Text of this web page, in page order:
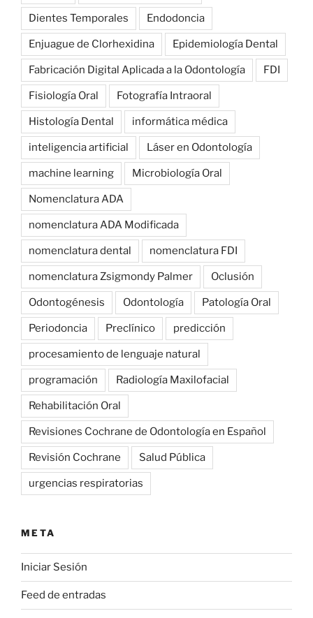
Dientes Temporales Endodoncia
Enjuague de Clorhexidina Epidemiología Dental
Fabricación Digital Aplicada a la Odontología FDI
Fisiología Oral Fotografía Intraoral
Histología Dental informática médica
inteligencia artificial Láser en Odontología
machine learning Microbiología Oral
Nomenclatura ADA
nomenclatura ADA Modificada
nomenclatura dental nomenclatura FDI
nomenclatura Zsigmondy Palmer Oclusión
Odontogénesis Odontología Patología Oral
Periodoncia Preclínico predicción
procesamiento de lenguaje natural
programación Radiología Maxilofacial
Rehabilitación Oral
Revisiones Cochrane de Odontología en Español
Revisión Cochrane Salud Pública
urgencias respiratorias
META
Iniciar Sesión
Feed de entradas